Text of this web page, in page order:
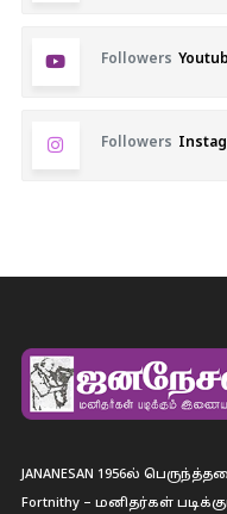
Followers
Followers
JANANESAN 1956ல்
Fortnithy – மனிதர்கள்